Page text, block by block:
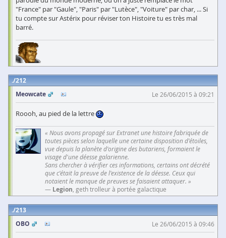
"France" par "Gaule", "Paris" par "Lutèce", "Voiture" par char, ... Si
tu compte sur Astérix pour réviser ton Histoire tu es très mal
barré.
212
Meowcate
Le 26/06/2015 à 09:21
Roooh, au pied de la lettre
« Nous avons propagé sur Extranet une histoire fabriquée de
toutes pièces selon laquelle une certaine disposition d'étoiles,
vue depuis la planète d'origine des butariens, formaient le
visage d'une déesse galarienne.
Sans chercher à vérifier ces informations, certains ont décrété
que c'était la preuve de l'existence de la déesse. Ceux qui
notaient le manque de preuves se faisaient attaquer. »
— Legion, geth trolleur à portée galactique
213
OBO
Le 26/06/2015 à 09:46